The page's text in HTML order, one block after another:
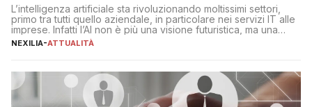
L’intelligenza artificiale sta rivoluzionando moltissimi settori,
primo tra tutti quello aziendale, in particolare nei servizi IT alle
imprese. Infatti l’AI non è più una visione futuristica, ma una
realtà operativa che sta portando a un cambio significativo in
operazioni, bensì comporta […]
NEXILIA-ATTUALITÀ